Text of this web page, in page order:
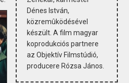
Dénes István,
közremûködésével
készült. A film magyar
koprodukciós partnere
az Objektív Filmstúdió,
producere Rózsa János.